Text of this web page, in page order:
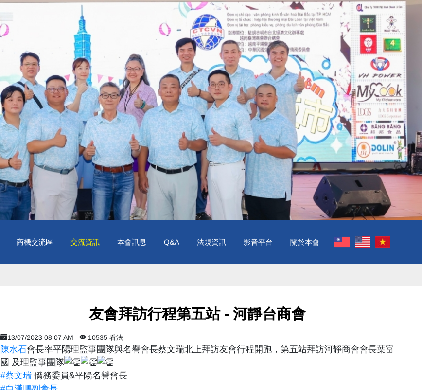
商機交流區 交流資訊 本會訊息 Q&A 法規資訊 影音平台 關於本會
​ 友會拜訪行程第五站 - 河靜台商會 ​
13/07/2023 08:07 AM 10535 看法
陳水石會長率平陽理監事團隊與名譽會長蔡文瑞北上拜訪友會行程開跑，第五站拜訪河靜商會會長葉富
國 及理監事團隊
#蔡文瑞 僑務委員&平陽名譽會長